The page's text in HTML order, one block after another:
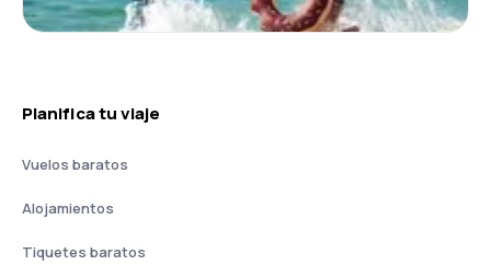
Planifica tu viaje
Vuelos baratos
Alojamientos
Tiquetes baratos